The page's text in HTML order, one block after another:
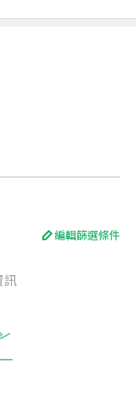
編輯篩選條件
訊